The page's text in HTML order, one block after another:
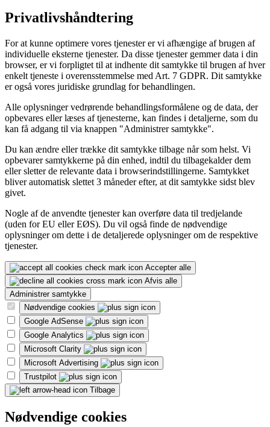
Privatlivshåndtering
For at kunne optimere vores tjenester er vi afhængige af brugen af
individuelle eksterne tjenester. Da disse tjenester gemmer data i din
browser, er vi forpligtet til at indhente dit samtykke til brugen af hver
enkelt tjeneste i overensstemmelse med Art. 7 GDPR. Dit samtykke
er også vores juridiske grundlag for behandlingen.
Alle oplysninger vedrørende behandlingsformålene og de data, der
opbevares eller læses af tjenesterne, kan findes i detaljerne, som du
kan få adgang til via knappen "Administrer samtykke".
Du kan ændre eller trække dit samtykke tilbage når som helst. Vi
opbevarer samtykkerne på din enhed, indtil du tilbagekalder dem
eller sletter de relevante data i browserindstillingerne. Samtykket
bliver automatisk slettet 3 måneder efter, at dit samtykke sidst blev
givet.
Nogle af de anvendte tjenester kan overføre data til tredjelande
(uden for EU eller EØS). Du vil også finde de nødvendige
oplysninger om dette i de detaljerede oplysninger om de respektive
tjenester.
Accepter alle
Afvis alle
Administrer samtykke
Nødvendige cookies
Google AdSense
Google Analytics
Microsoft Clarity
Microsoft Advertising
Trustpilot
Tilbage
Nødvendige cookies